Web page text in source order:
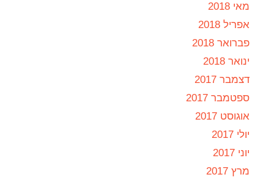
מאי 2018
אפריל 2018
פברואר 2018
ינואר 2018
דצמבר 2017
ספטמבר 2017
אוגוסט 2017
יולי 2017
יוני 2017
מרץ 2017